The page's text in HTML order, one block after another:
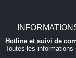
Hotline et suivi de
Toutes les informations